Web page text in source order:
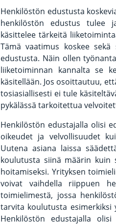
Henkilöstön edustusta
henkilöstön edustus tulee
käsittelee tärkeitä
Tämä vaatimus koskee
edustusta. Näin ollen
liiketoiminnan kannalta se
käsitellään. Jos osoittautuu,
tosiasiallisesti ei tule
pykälässä tarkoitettua
Henkilöstön edustajalla olisi
oikeudet ja velvollisuudet
Uutena asiana laissa
koulutusta siinä määrin kuin
hoitamiseksi. Yrityksen
voivat vaihdella riippuen
toimielimestä, jossa
tarvita koulutusta
Henkilöstön edustajalla